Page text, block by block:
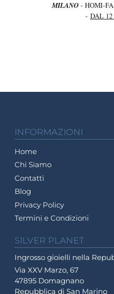
MILANO - HOMI-
- DAL
INFORMAZIONI
Home
Chi Siamo
Contatti
Blog
Privacy Policy
Termini e Condizioni
SILVER PLANET
Ingrosso gioielli nella
Via XXV Marzo, 67
47895 Domagnano
Repubblica di San Marino